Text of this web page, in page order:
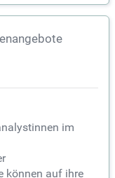
im
können auf ihre